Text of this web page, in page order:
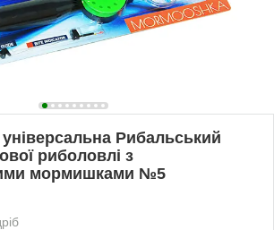
Рибальський
риболовлі з
мормишками №5